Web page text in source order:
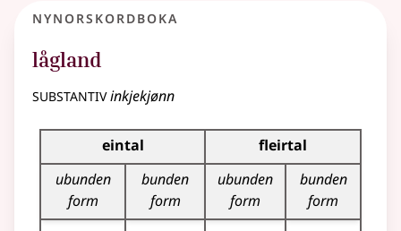
Nynorskordboka
lågland
substantivinkjekjønn
Bøyningstabell for dette substantivet
eintal
fleirtal
ubunden
form
bunden
form
ubunden
form
bunden
form